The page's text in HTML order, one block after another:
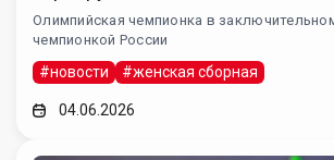
Олимпийская чемпионка в
чемпионкой России
#новости #женская сборная
04.06.2026